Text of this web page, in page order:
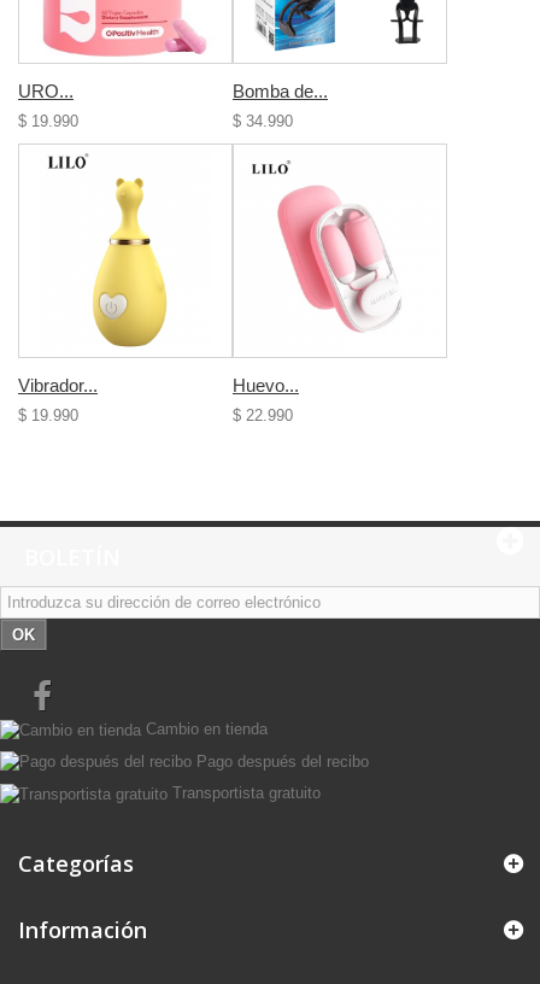
URO...
$ 19.990
Bomba de...
$ 34.990
Vibrador...
$ 19.990
Huevo...
$ 22.990
OK
Cambio en tienda
Pago después del recibo
Transportista gratuito
Categorías
Información